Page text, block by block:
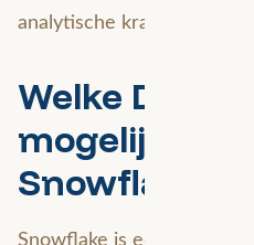
analytische kracht van FME.
Welke Data
Snowflake?
Snowflake is een